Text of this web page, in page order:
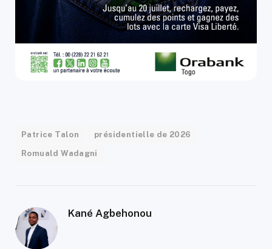
Patrice Talon présidentielle de 2026
Romuald Wadagni
Kané Agbehonou